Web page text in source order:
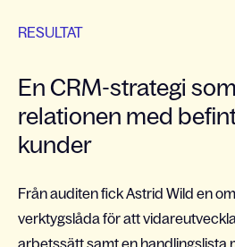
RESULTAT
En CRM-strategi
relationen med
kunder
Från auditen fick Astrid Wild en
verktygslåda för att
arbetssätt samt en handlingslista